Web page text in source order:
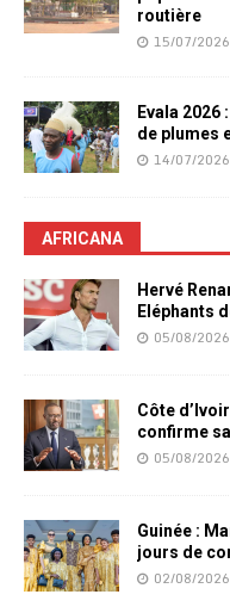
routière
15/07/2026
Evala
de plumes
14/07/2026
AFRICANA
Hervé
Eléphants
05/08/2026
Côte
confirme
05/08/2026
Guinée :
jours de
02/08/2026